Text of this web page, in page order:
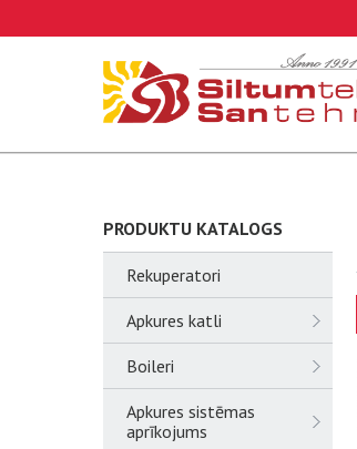
PRODUKTU KATALOGS
Rekuperatori
Apkures katli
Boileri
Apkures sistēmas
aprīkojums